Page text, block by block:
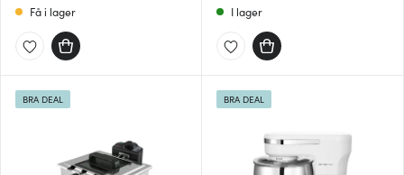
Få i lager I lager
BRA DEAL BRA DEAL